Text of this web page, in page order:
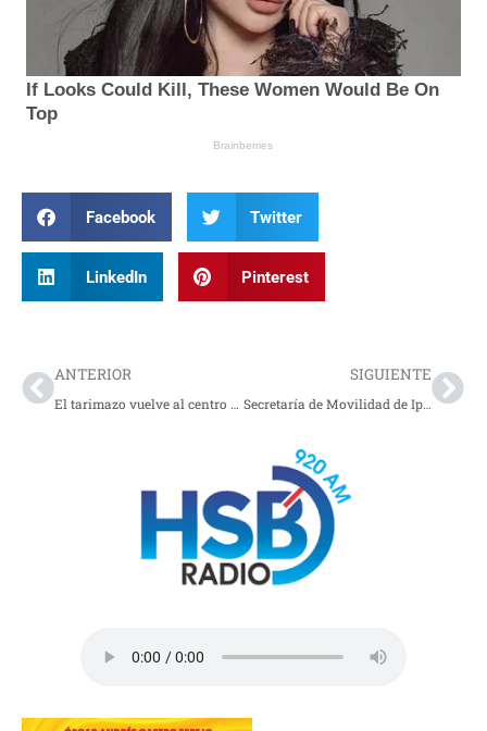
Facebook Twitter
LinkedIn Pinterest
ANTERIOR
El tarimazo vuelve al centro del debate tras las explosivas declaraciones de Carlos Pesebre
SIGUIENTE
Secretaría de Movilidad de Ipiales incorporó nueva funcionaria de carrera tras concurso público de méritos